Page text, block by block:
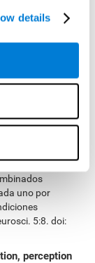
details
: une
mémoire
(2013)
Function
e61390.
de
E (2013). ¿El
uno por
5:8. doi:
perception